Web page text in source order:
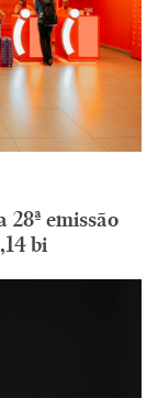
emissão
bi